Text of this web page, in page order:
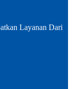
Layanan Dari